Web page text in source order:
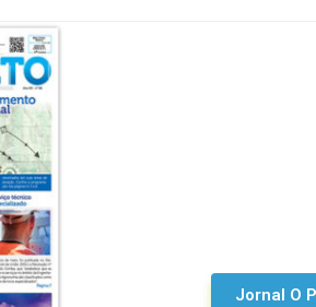
Jornal O